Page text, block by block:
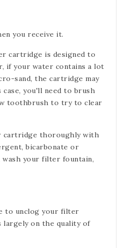
you receive it.
cartridge is designed to
if your water contains a lot
sand, the cartridge may
you'll need to brush
toothbrush to try to clear
cartridge thoroughly with
bicarbonate or
wash your filter fountain,
to unclog your filter
largely on the quality of